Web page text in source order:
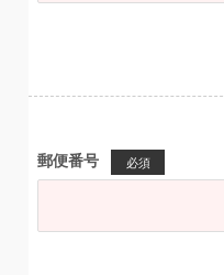
郵便番号 必須